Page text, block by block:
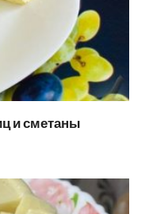
и сметаны